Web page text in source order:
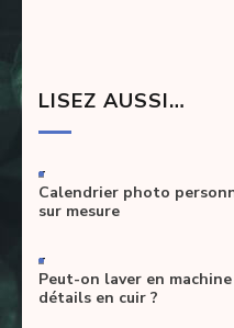
LISEZ AUSSI…
-
Calendrier photo
sur mesure
-
Peut-on laver en
détails en cuir ?